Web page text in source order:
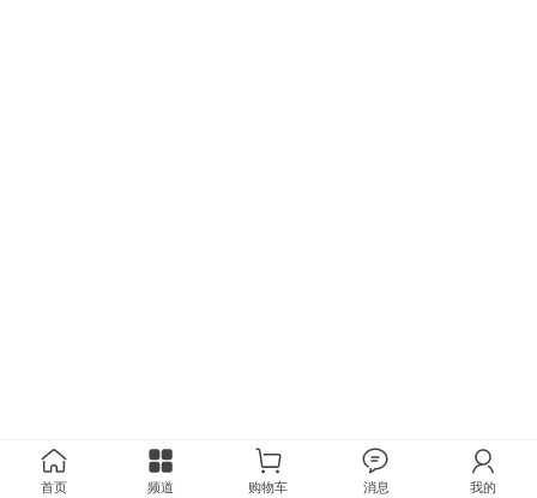
首页 频道 购物车 消息 我的